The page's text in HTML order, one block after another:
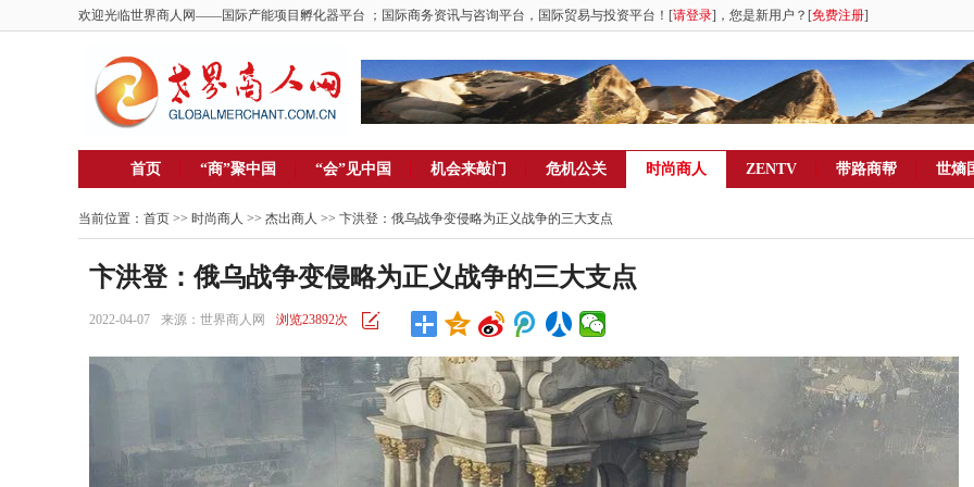
欢迎光临世界商人网——国际产能项目孵化器平台 ；国际商务资讯与咨询平台，国际贸易与投资平台！[请登录]，您是新用户？[免费注册]
首页 “商”聚中国 “会”见中国 机会来敲门 危机公关 时尚商人 ZENTV 带路商帮 世熵
当前位置： 首页 >> 时尚商人 >> 杰出商人 >> 卞洪登：俄乌战争变侵略为正义战争的三大支点
卞洪登：俄乌战争变侵略为正义战争的三大支点
2022-04-07 来源：世界商人网 浏览23892次